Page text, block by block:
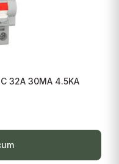
32A 30MA 4.5KA